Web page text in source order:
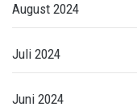
August 2024
Juli 2024
Juni 2024